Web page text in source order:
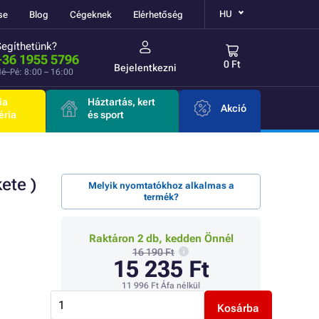
Blog Cégeknek Elérhetőség HU
1955 5796
8:00 – 16:00 Bejelentkezni 0 Ft
Háztartás, kert
és sport
Akció
)
Melyik nyomtatókhoz alkalmas a
termék?
Raktáron 2 db, kedden Önnél
16 190 Ft
15 235 Ft
11 996 Ft Áfa nélkül
Kosárba